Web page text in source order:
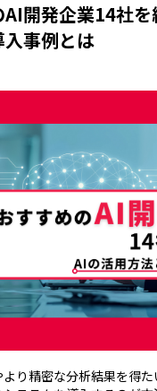
AI開発企業14社
事例とは
り精密な分析結果を得